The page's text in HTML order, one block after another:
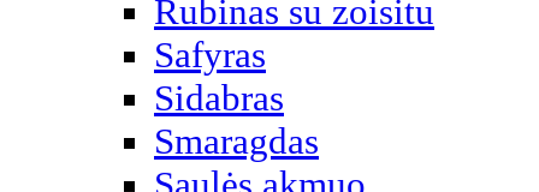
Rubinas su zoisitu
Safyras
Sidabras
Smaragdas